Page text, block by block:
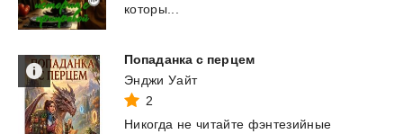
которы...
Попаданка с перцем
Энджи Уайт
2
Никогда не читайте фэнтезийные